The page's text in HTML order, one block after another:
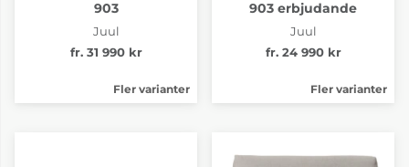
903
Juul
fr. 31 990 kr
Fler varianter
903 erbjudande
Juul
fr. 24 990 kr
Fler varianter